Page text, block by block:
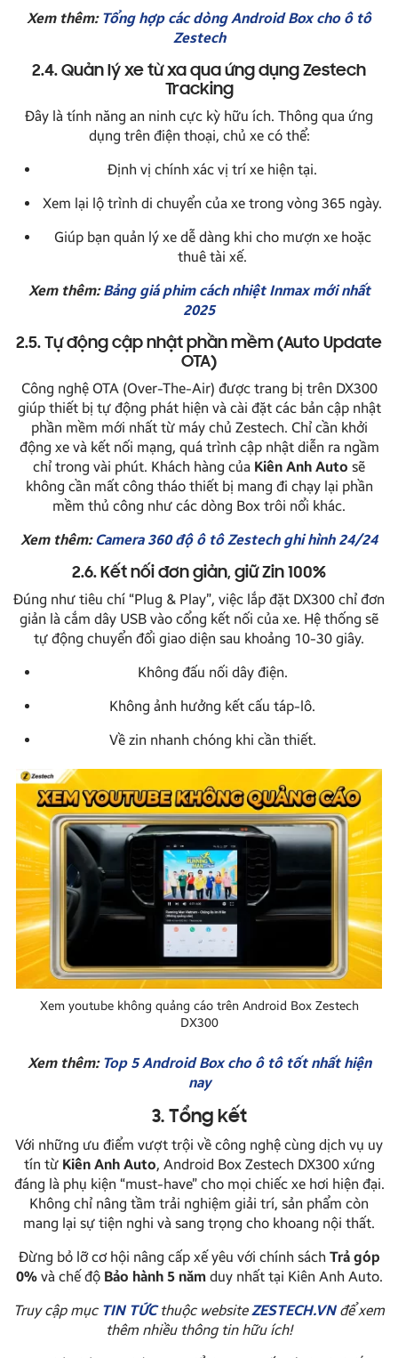
Xem thêm: Tổng hợp các dòng Android Box cho ô tô
Zestech
2.4. Quản lý xe từ xa qua ứng dụng Zestech
Tracking
Đây là tính năng an ninh cực kỳ hữu ích. Thông qua ứng
dụng trên điện thoại, chủ xe có thể:
Định vị chính xác vị trí xe hiện tại.
Xem lại lộ trình di chuyển của xe trong vòng 365 ngày.
Giúp bạn quản lý xe dễ dàng khi cho mượn xe hoặc
thuê tài xế.
Xem thêm: Bảng giá phim cách nhiệt Inmax mới nhất
2025
2.5. Tự động cập nhật phần mềm (Auto Update
OTA)
Công nghệ OTA (Over-The-Air) được trang bị trên DX300
giúp thiết bị tự động phát hiện và cài đặt các bản cập nhật
phần mềm mới nhất từ máy chủ Zestech. Chỉ cần khởi
động xe và kết nối mạng, quá trình cập nhật diễn ra ngầm
chỉ trong vài phút. Khách hàng của Kiên Anh Auto sẽ
không cần mất công tháo thiết bị mang đi chạy lại phần
mềm thủ công như các dòng Box trôi nổi khác.
Xem thêm: Camera 360 độ ô tô Zestech ghi hình 24/24
2.6. Kết nối đơn giản, giữ Zin 100%
Đúng như tiêu chí “Plug & Play”, việc lắp đặt DX300 chỉ đơn
giản là cắm dây USB vào cổng kết nối của xe. Hệ thống sẽ
tự động chuyển đổi giao diện sau khoảng 10-30 giây.
Không đấu nối dây điện.
Không ảnh hưởng kết cấu táp-lô.
Về zin nhanh chóng khi cần thiết.
Xem youtube không quảng cáo trên Android Box Zestech
DX300
Xem thêm: Top 5 Android Box cho ô tô tốt nhất hiện
nay
3. Tổng kết
Với những ưu điểm vượt trội về công nghệ cùng dịch vụ uy
tín từ Kiên Anh Auto, Android Box Zestech DX300 xứng
đáng là phụ kiện “must-have” cho mọi chiếc xe hơi hiện đại.
Không chỉ nâng tầm trải nghiệm giải trí, sản phẩm còn
mang lại sự tiện nghi và sang trọng cho khoang nội thất.
Đừng bỏ lỡ cơ hội nâng cấp xế yêu với chính sách Trả góp
0%và chế độ Bảo hành 5 nămduy nhất tại Kiên Anh Auto.
Truy cập mục TIN TỨCthuộc websiteZESTECH.VNđể xem
thêm nhiều thông tin hữu ích!